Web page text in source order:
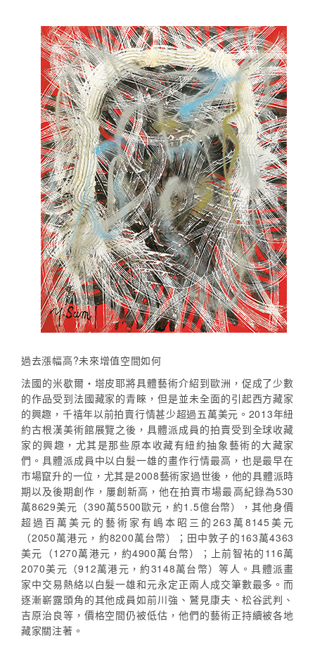
過去漲幅高?未來增值空間如何
法國的米歇爾・塔皮耶將具體藝術介紹到歐洲，促成了少數
的作品受到法國藏家的青睞，但是並未全面的引起西方藏家
的興趣，千禧年以前拍賣行情甚少超過五萬美元。2013年紐
約古根漢美術館展覽之後，具體派成員的拍賣受到全球收藏
家的興趣，尤其是那些原本收藏有紐約抽象藝術的大藏家
們。具體派成員中以白髮一雄的畫作行情最高，也是最早在
市場竄升的一位，尤其是2008藝術家過世後，他的具體派時
期以及後期創作，屢創新高，他在拍賣市場最高紀錄為530
萬8629美元（390萬5500歐元，約1.5億台幣），其他身價
超過百萬美元的藝術家有嶋本昭三的263萬8145美元
（2050萬港元，約8200萬台幣）；田中敦子的163萬4363
美元（1270萬港元，約4900萬台幣）；上前智祐的116萬
2070美元（912萬港元，約3148萬台幣）等人。具體派畫
家中交易熱絡以白髮一雄和元永定正兩人成交筆數最多。而
逐漸嶄露頭角的其他成員如前川強、鷲見康夫、松谷武判、
吉原治良等，價格空間仍被低估，他們的藝術正持續被各地
藏家關注著。